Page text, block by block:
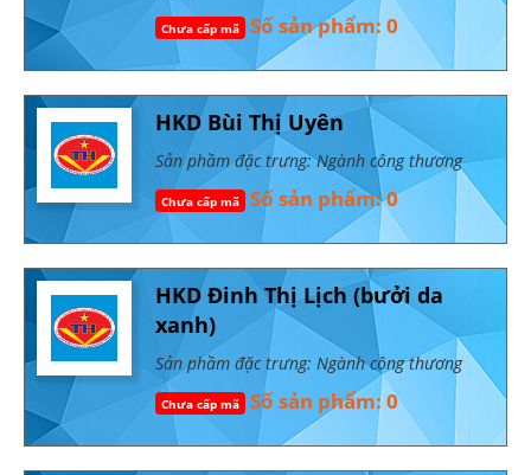
Chưa cấp mã Số sản phẩm: 0
HKD Bùi Thị Uyên
Sản phầm đặc trưng: Ngành công thương
Chưa cấp mã Số sản phẩm: 0
HKD Đinh Thị Lịch (bưởi da
xanh)
Sản phầm đặc trưng: Ngành công thương
Chưa cấp mã Số sản phẩm: 0